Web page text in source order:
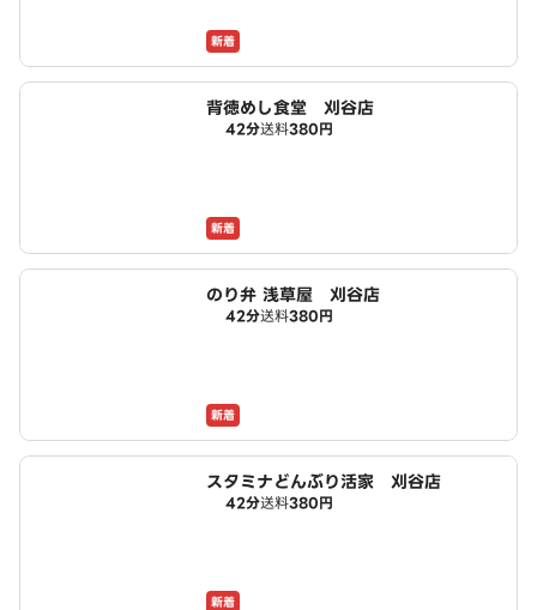
新着
背徳めし食堂 刈谷店
42分送料380円
新着
のり弁 浅草屋 刈谷店
42分送料380円
新着
スタミナどんぶり活家 刈谷店
42分送料380円
新着